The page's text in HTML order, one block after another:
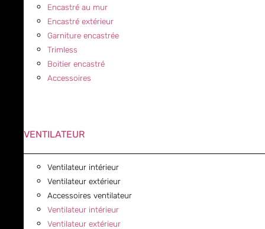
Encastré au mur
Encastré extérieur
Garniture encastrée
Trimless
Boitier encastré
Accessoires
VENTILATEUR
Ventilateur intérieur
Ventilateur extérieur
Accessoires ventilateur
Ventilateur intérieur
Ventilateur extérieur